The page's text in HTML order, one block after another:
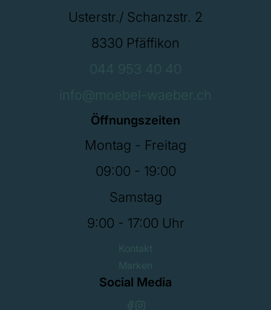
Usterstr./ Schanzstr. 2
8330 Pfäffikon
044 953 40 40
info@moebel-waeber.ch
Öffnungszeiten
Montag - Freitag
09:00 - 19:00
Samstag
9:00 - 17:00 Uhr
Kontakt
Marken
Social Media